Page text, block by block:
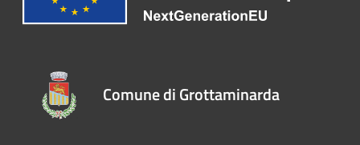
Comune di Grottaminarda